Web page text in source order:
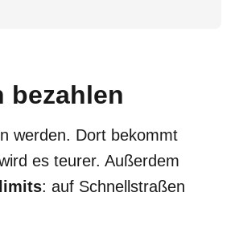
bezahlen
werden. Dort bekommt
es teurer. Außerdem
: auf Schnellstraßen